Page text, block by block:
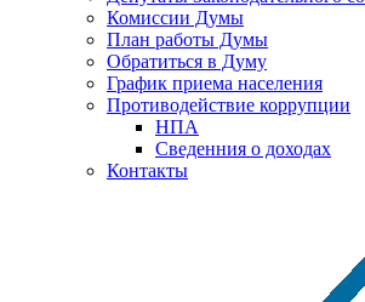
Комиссии Думы
План работы Думы
Обратиться в Думу
График приема населения
Противодействие коррупции
НПА
Сведенния о доходах
Контакты